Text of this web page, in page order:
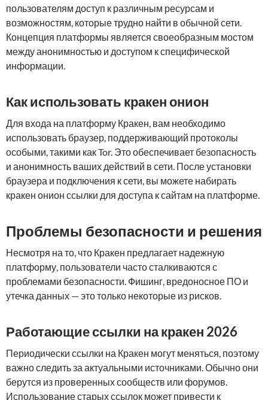
пользователям доступ к различным ресурсам и
возможностям, которые трудно найти в обычной сети.
Концепция платформы является своеобразным мостом
между анонимностью и доступом к специфической
информации.
Как использовать кракен онион
Для входа на платформу Кракен, вам необходимо
использовать браузер, поддерживающий протоколы
особыми, такими как Tor. Это обеспечивает безопасность
и анонимность ваших действий в сети. После установки
браузера и подключения к сети, вы можете набирать
кракен онион ссылки для доступа к сайтам на платформе.
Проблемы безопасности и решения
Несмотря на то, что Кракен предлагает надежную
платформу, пользователи часто сталкиваются с
проблемами безопасности. Фишинг, вредоносное ПО и
утечка данных — это только некоторые из рисков.
Работающие ссылки на кракен 2026
Периодически ссылки на Кракен могут меняться, поэтому
важно следить за актуальными источниками. Обычно они
берутся из проверенных сообществ или форумов.
Использование старых ссылок может привести к